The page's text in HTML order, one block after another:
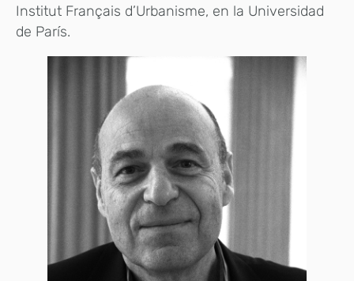
Institut Français d’Urbanisme, en la Universidad
de París.